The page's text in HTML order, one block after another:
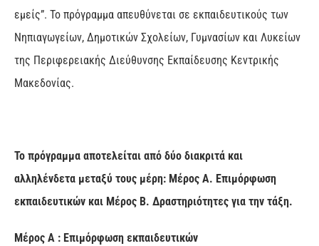
εμείς”. Το πρόγραμμα απευθύνεται σε εκπαιδευτικούς των
Νηπιαγωγείων, Δημοτικών Σχολείων, Γυμνασίων και Λυκείων
της Περιφερειακής Διεύθυνσης Εκπαίδευσης Κεντρικής
Μακεδονίας.
Το πρόγραμμα αποτελείται από δύο διακριτά και
αλληλένδετα μεταξύ τους μέρη: Μέρος Α. Επιμόρφωση
εκπαιδευτικών και Μέρος Β. Δραστηριότητες για την τάξη.
Μέρος Α : Επιμόρφωση εκπαιδευτικών